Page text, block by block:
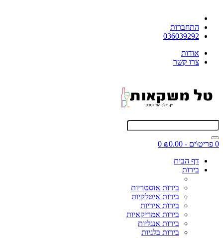
התחברות
036039292
אודות
צרו קשר
0 פריט\ים - ₪0.00
0
דף הבית
בירות
בירות אוסטריות
בירות איטלקיות
בירות איריות
בירות אמריקאיות
בירות אנגליות
בירות בלגיות